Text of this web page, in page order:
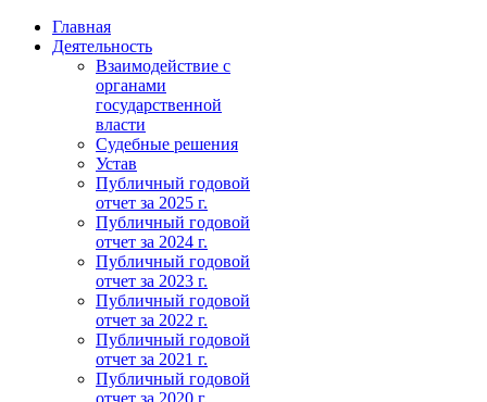
Главная
Деятельность
Взаимодействие с
органами
государственной
власти
Судебные решения
Устав
Публичный годовой
отчет за 2025 г.
Публичный годовой
отчет за 2024 г.
Публичный годовой
отчет за 2023 г.
Публичный годовой
отчет за 2022 г.
Публичный годовой
отчет за 2021 г.
Публичный годовой
отчет за 2020 г.